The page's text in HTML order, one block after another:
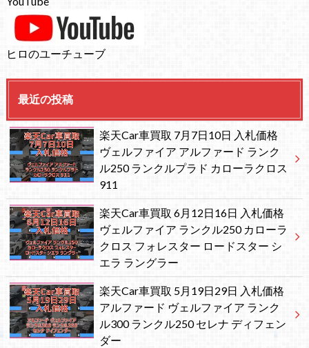
ヒロのユーチューブ
最近の投稿
楽天Car車買取 7月7日10日 入札価格
ヴェルファイア アルファード ランク
ル250 ランクルプラド カローラクロス
911
楽天Car車買取 6月12日16日 入札価格
ヴェルファイア ランクル250 カローラ
クロス フォレスター ロードスター シ
エラ ラングラー
楽天Car車買取 5月19日29日 入札価格
アルファード ヴェルファイア ランク
ル300 ランクル250 セレナ ディフェン
ダー